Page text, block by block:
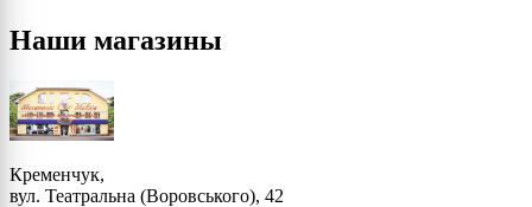
Наши магазины
Кременчук,
вул. Театральна (Воровського), 42